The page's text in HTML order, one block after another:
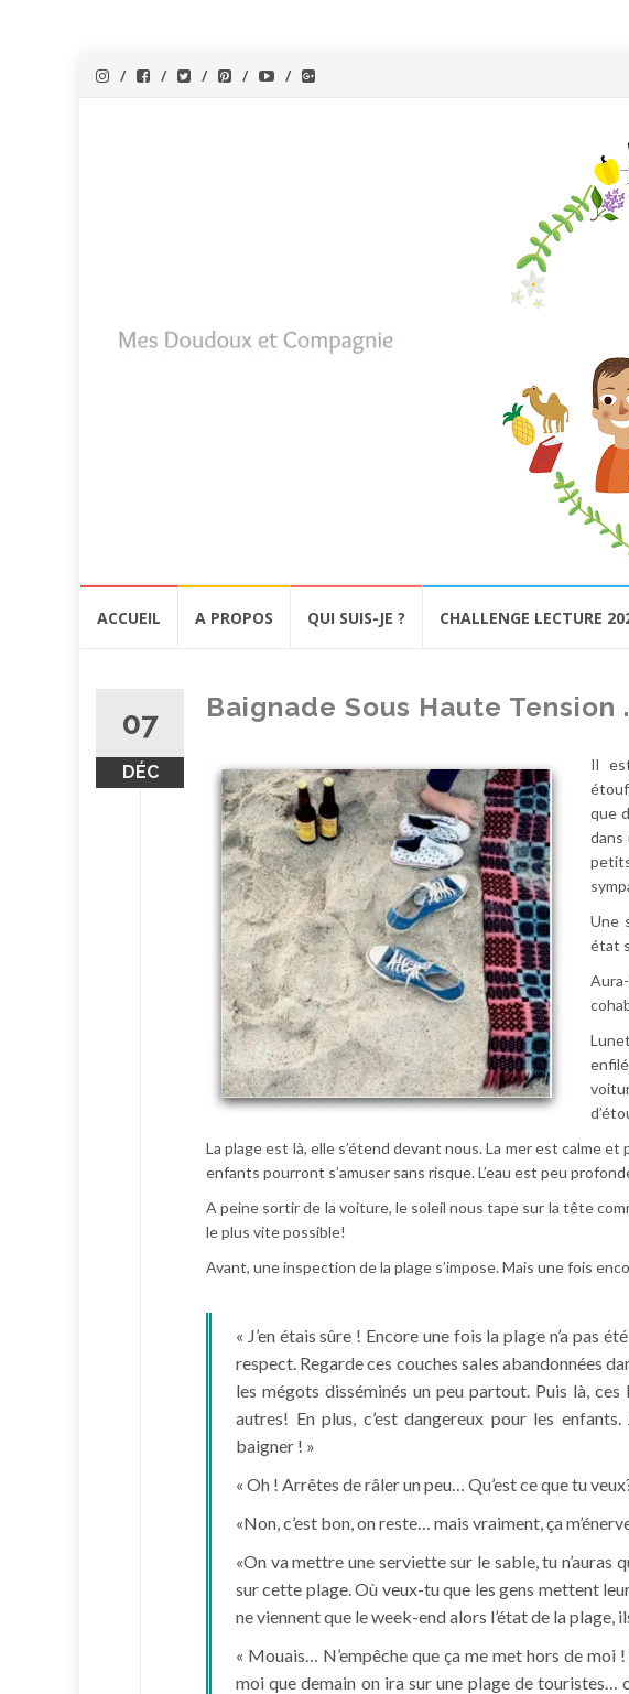
ACCUEIL A PROPOS QUI SUIS-JE ? CHALLENGE LECTURE
07
DÉC
Baignade Sous Haute Tension
Il
que
dans
Une
état
La plage est là, elle s’étend devant nous. La mer est calme
enfants pourront s’amuser sans risque. L’eau est peu
A peine sortir de la voiture, le soleil nous tape sur la tête
le plus vite possible!
Avant, une inspection de la plage s’impose. Mais une fois
« J’en étais sûre ! Encore une fois la plage n’a pas
respect. Regarde ces couches sales abandonnées
les mégots disséminés un peu partout. Puis là,
autres! En plus, c’est dangereux pour les
baigner ! »
« Oh ! Arrêtes de râler un peu… Qu’est ce que tu
«Non, c’est bon, on reste… mais vraiment, ça
«On va mettre une serviette sur le sable, tu n’auras
sur cette plage. Où veux-tu que les gens mettent
ne viennent que le week-end alors l’état de la plage,
« Mouais… N’empêche que ça me met hors de
moi que demain on ira sur une plage de touristes…